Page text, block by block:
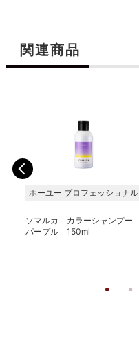
関連商品
ホーユー プロフェッショナル
ソマルカ カラーシャンプー
パープル 150ml